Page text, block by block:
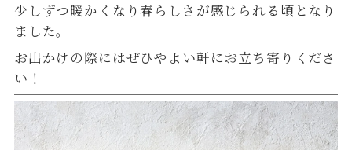
少しずつ暖かくなり春らしさが感じられる頃となり
ました。
お出かけの際にはぜひやよい軒にお立ち寄りくださ
い！